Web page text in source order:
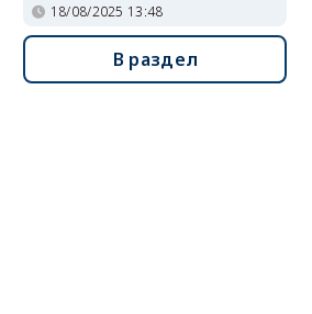
18/08/2025 13:48
В раздел